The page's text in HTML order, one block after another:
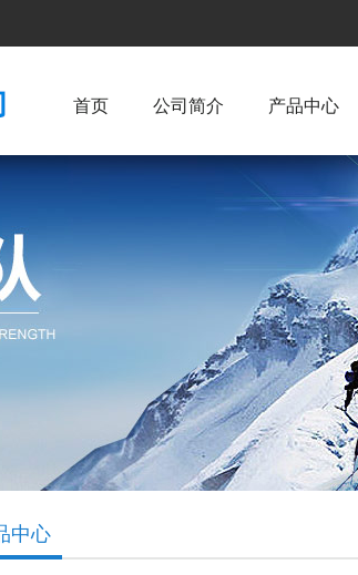
首页 公司简介 产品中心
中心